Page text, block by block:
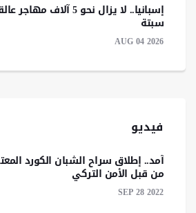
إسبانيا.. لا يزال نحو 5 آلاف
سبتة
AUG 04 2026
فيديو
آمد.. إطلاق سراح الشبان الكورد
من قبل الأمن التركي
SEP 28 2022